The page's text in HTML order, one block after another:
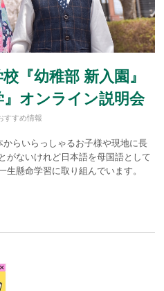
『幼稚部 新入園』
』オンライン説明会
すすめ情報
らいらっしゃるお子様や現地に長
がないけれど日本語を母国語として
生懸命学習に取り組んでいます。